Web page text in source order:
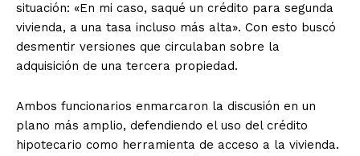
situación: «En mi caso, saqué un crédito para segunda
vivienda, a una tasa incluso más alta». Con esto buscó
desmentir versiones que circulaban sobre la
adquisición de una tercera propiedad.
Ambos funcionarios enmarcaron la discusión en un
plano más amplio, defendiendo el uso del crédito
hipotecario como herramienta de acceso a la vivienda.